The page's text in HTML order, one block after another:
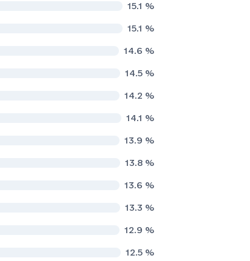
15.1 %
15.1 %
14.6 %
14.5 %
14.2 %
14.1 %
13.9 %
13.8 %
13.6 %
13.3 %
12.9 %
12.5 %